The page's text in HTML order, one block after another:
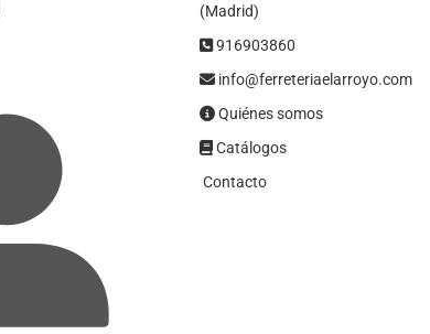
(Madrid)
916903860
info@ferreteriaelarroyo.com
Quiénes somos
Catálogos
Contacto